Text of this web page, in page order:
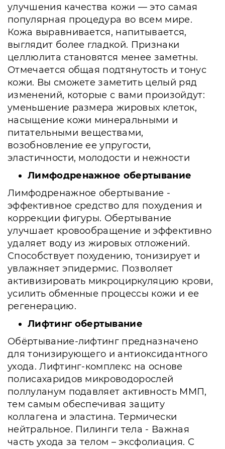
улучшения качества кожи — это самая
популярная процедура во всем мире.
Кожа выравнивается, напитывается,
выглядит более гладкой. Признаки
целлюлита становятся менее заметны.
Отмечается общая подтянутость и тонус
кожи. Вы сможете заметить целый ряд
изменений, которые с вами произойдут:
уменьшение размера жировых клеток,
насыщение кожи минеральными и
питательными веществами,
возобновление ее упругости,
эластичности, молодости и нежности
Лимфодренажное обертывание
Лимфодренажное обертывание -
эффективное средство для похудения и
коррекции фигуры. Обертывание
улучшает кровообращение и эффективно
удаляет воду из жировых отложений.
Способствует похудению, тонизирует и
увлажняет эпидермис. Позволяет
активизировать микроциркуляцию крови,
усилить обменные процессы кожи и ее
регенерацию.
Лифтинг обертывание
Обёртывание-лифтинг предназначено
для тонизирующего и антиоксидантного
ухода. Лифтинг-комплекс на основе
полисахаридов микроводорослей
поллуланум подавляет активность MMП,
тем самым обеспечивая защиту
коллагена и эластина. Термически
нейтральное. Пилинги тела - Важная
часть ухода за телом – эксфолиация. С